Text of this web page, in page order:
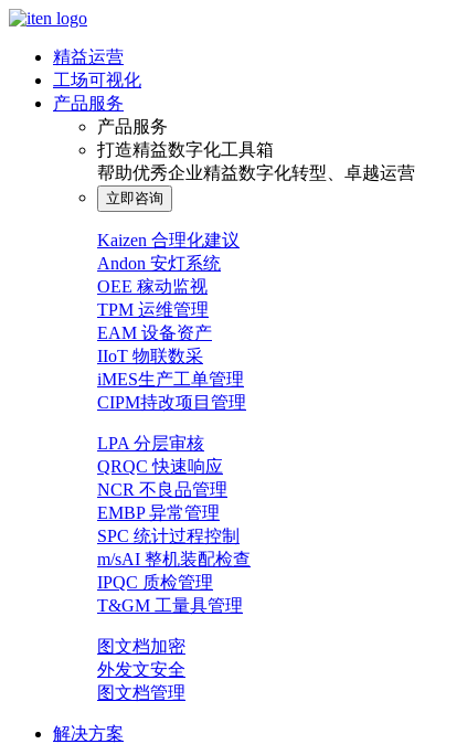
精益运营
工场可视化
产品服务
产品服务
打造精益数字化工具箱
帮助优秀企业精益数字化转型、卓越运营
立即咨询
Kaizen 合理化建议
Andon 安灯系统
OEE 稼动监视
TPM 运维管理
EAM 设备资产
IIoT 物联数采
iMES生产工单管理
CIPM持改项目管理
LPA 分层审核
QRQC 快速响应
NCR 不良品管理
EMBP 异常管理
SPC 统计过程控制
m/sAI 整机装配检查
IPQC 质检管理
T&GM 工量具管理
图文档加密
外发文安全
图文档管理
解决方案